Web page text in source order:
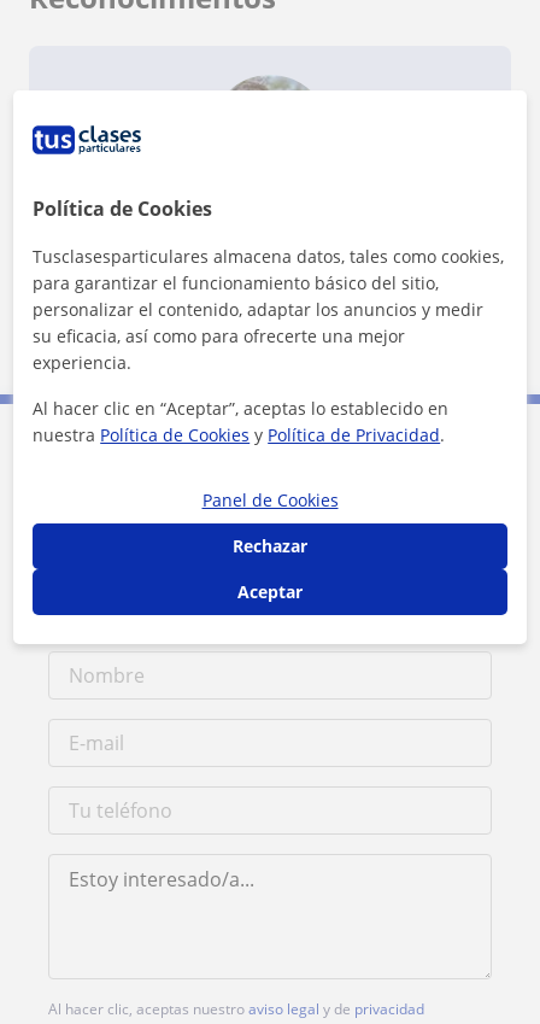
¿Quieres saber más de Susan?
★★★★★18 valoraciones
Ver perfil
Al hacer clic, aceptas nuestroaviso legal y de privacidad
Política de Cookies
Tusclasesparticulares almacena datos, tales como cookies,
para garantizar el funcionamiento básico del sitio,
personalizar el contenido, adaptar los anuncios y medir
su eficacia, así como para ofrecerte una mejor
experiencia.
Al hacer clic en “Aceptar”, aceptas lo establecido en
nuestra Política de Cookies y Política de Privacidad.
Panel de Cookies
Rechazar
Aceptar